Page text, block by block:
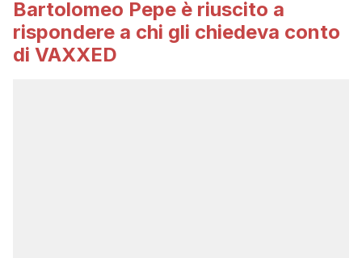
Bartolomeo Pepe è riuscito a
rispondere a chi gli chiedeva conto
di VAXXED